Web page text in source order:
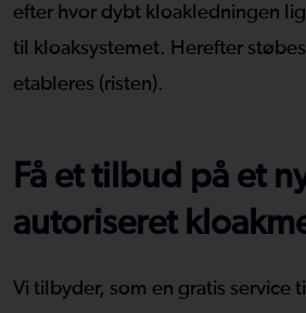
efter hvor dybt kloakledningen
til kloaksystemet. Herefter
etableres (risten).
Få et tilbud på et
autoriseret
Vi tilbyder, som en gratis service